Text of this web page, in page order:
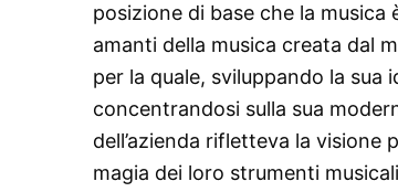
posizione di base che la
amanti della musica creata dal
per la quale, sviluppando la sua
concentrandosi sulla sua
dell’azienda rifletteva la visione
magia dei loro strumenti